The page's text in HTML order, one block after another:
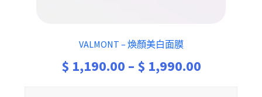
VALMONT – 煥顏美白面膜
$ 1,190.00 – $ 1,990.00Price